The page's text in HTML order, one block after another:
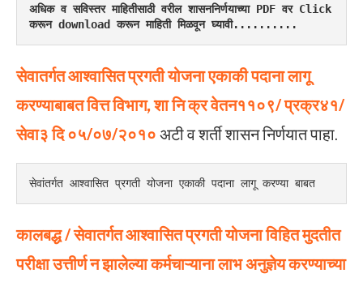
अधिक व सविस्तर माहितीसाठी वरील शासननिर्णयाच्या PDF वर Click
करून download करून माहिती मिळवून घ्यावी..........
सेवातर्गतआश्वासितप्रगतीयोजनाएकाकीपदानालागू
करण्याबाबतवित्तविभाग, शा नि क्र वेतन११०९/ प्रक्र४१/
सेवा३ दि ०५/०७/२०१० अटी व शर्ती शासन निर्णयात पाहा.
सेवांतर्गत आश्वासित प्रगती योजना एकाकी पदाना लागू करण्या बाबत
कालबद्ध / सेवातर्गतआश्वासितप्रगतीयोजनाविहितमुदतीत
परीक्षाउत्तीर्ण नझालेल्याकर्मचाऱ्यानालाभअनुज्ञेयकरण्याच्या